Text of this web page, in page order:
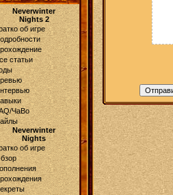
Neverwinter
Nights 2
об игре
статьи
ЧаВо
Neverwinter
Nights
об игре